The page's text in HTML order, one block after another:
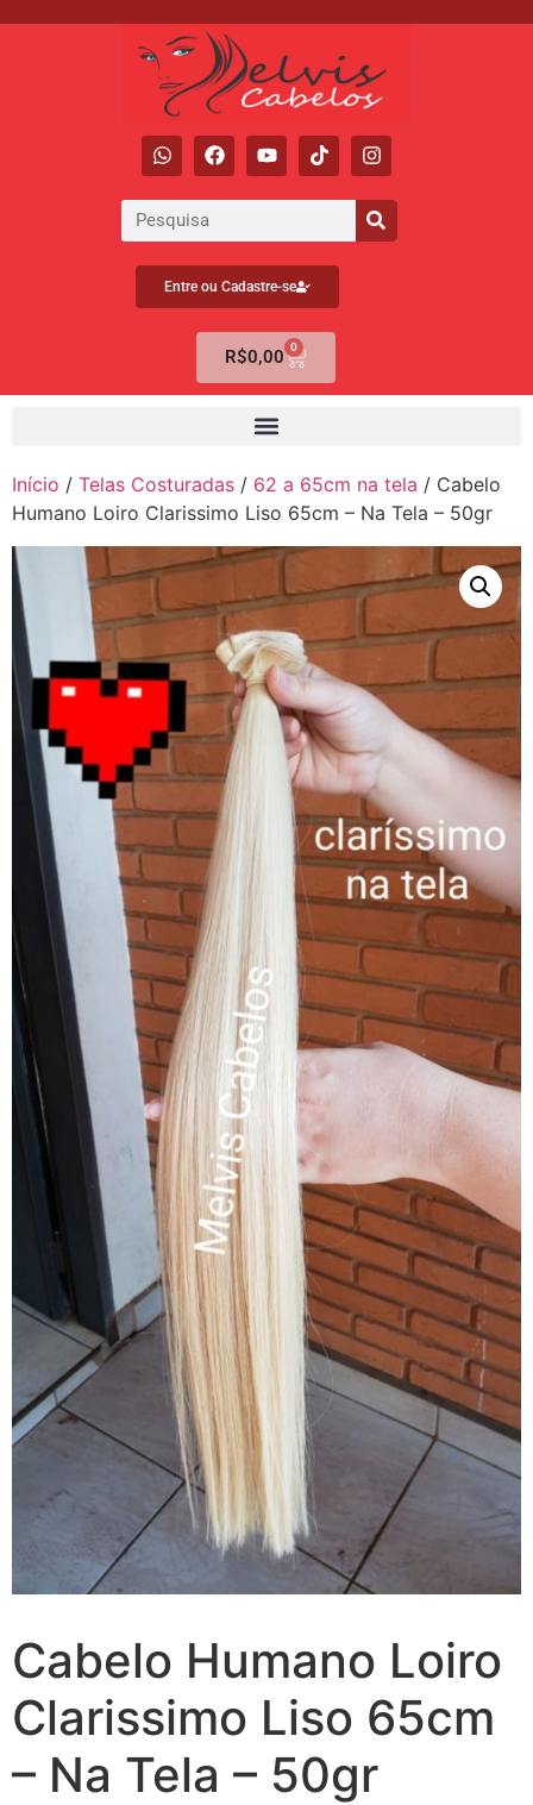
Entre ou Cadastre-se
R$0,00 0
Início / Telas Costuradas / 62 a 65cm na tela / Cabelo
Humano Loiro Clarissimo Liso 65cm – Na Tela – 50gr
Cabelo Humano Loiro
Clarissimo Liso 65cm
– Na Tela – 50gr